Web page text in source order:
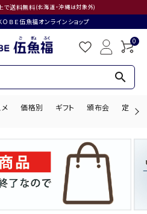
送料無料(北海道・沖縄は対象外)
Ｅ伍魚福オンラインショップ
0
search
価格別 ギフト 頒布会 定期購
search